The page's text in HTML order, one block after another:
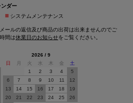
ダー
■ システムメンテナンス
ールの返信及び商品の出荷は出来ませんのでご
間は休業日のお知らせをご覧ください。
2026 / 9
日
月 火 水 木 金
土
1
2 3 4
5
6
7 8 9 10 11
12
13
14 15 16 17 18
19
20
21 22 23 24 25
26